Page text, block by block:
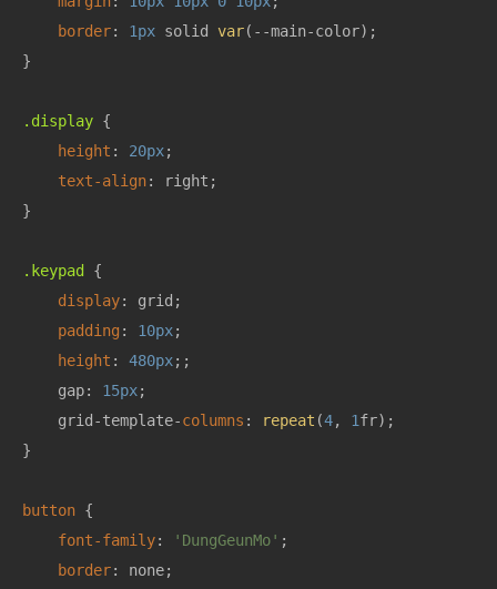
border: 1px solid var(--main-color);
}
.display {
height : 20px;
text-align: right;
}
.keypad
{
display: grid;
padding : 10px;
height : 480px;;
    gap:
15px;
    grid-template-
columns : repeat (4, 1fr);
}
button {
font-family: 'DungGeunMo' ;
border: none;